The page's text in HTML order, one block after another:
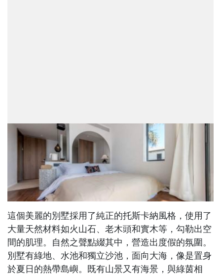
這個美麗的別墅採用了純正的托斯卡納風格，使用了
大量天然材料如火山石、老木頭和實木等，勾勒出空
間的肌理。自然之聲點綴其中，營造出度假的氛圍。
別墅有綠地、水池和獨立沙池，面向大海，像是置身
於夏日的熱帶島嶼。既有山景又有海景，與綠茵相